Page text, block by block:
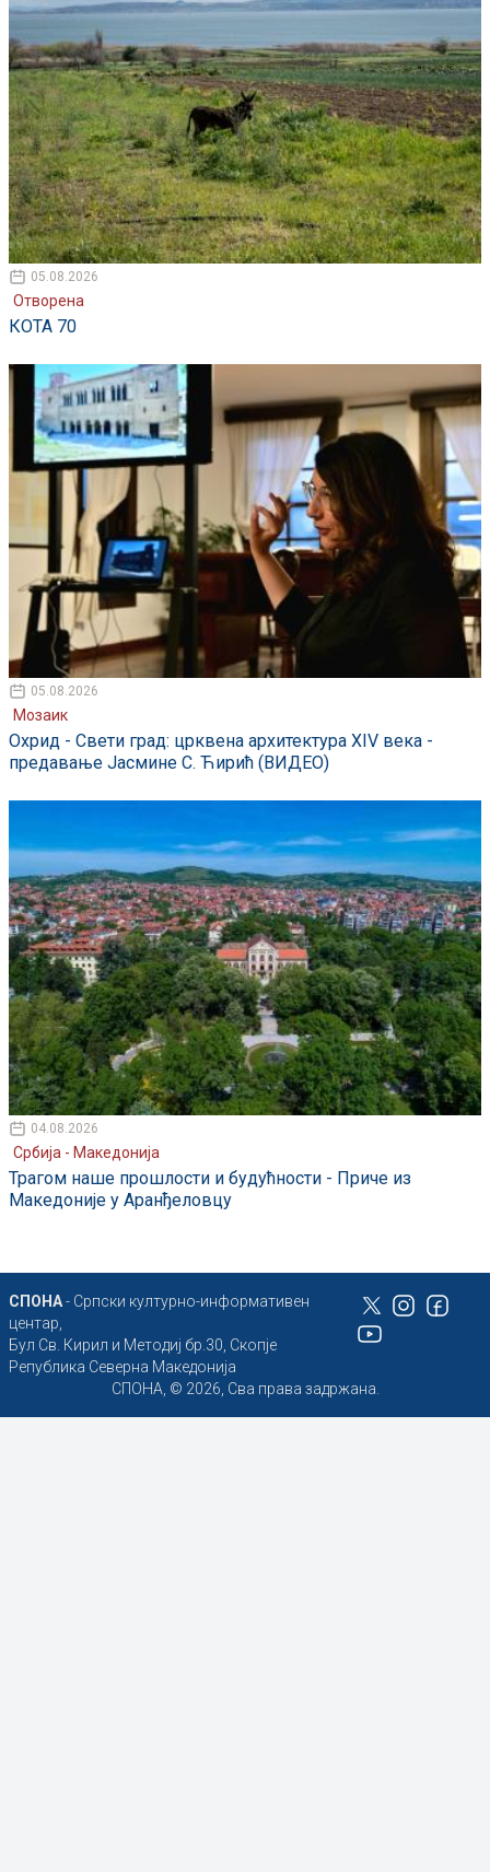
05.08.2026
Отворена
КОТА 70
05.08.2026
Мозаик
Охрид - Свети град: црквена архитектура XIV века -
предавање Јасмине С. Ћирић (ВИДЕО)
04.08.2026
Србија - Македонија
Трагом наше прошлости и будућности - Приче из
Македоније у Аранђеловцу
СПОНА- Српски културно-информативен
центар,
Бул Св. Кирил и Методиј бр.30, Скопје
Република Северна Македонија
СПОНА, © 2026, Сва права задржана.